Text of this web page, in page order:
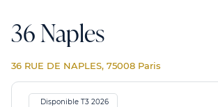
36 Naples
36 RUE DE NAPLES, 75008 Paris
Disponible T3 2026